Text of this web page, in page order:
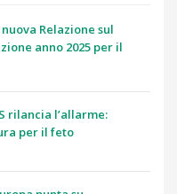
Relazione sul
anno 2025 per il
rilancia l’allarme:
per il feto